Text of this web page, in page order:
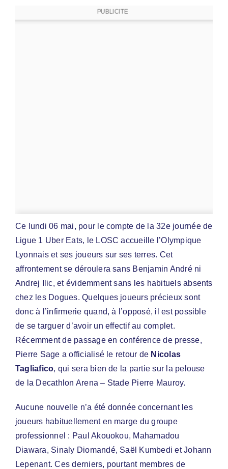
PUBLICITE
Ce lundi 06 mai, pour le compte de la 32e journée de
Ligue 1 Uber Eats, le LOSC accueille l’Olympique
Lyonnais et ses joueurs sur ses terres. Cet
affrontement se déroulera sans Benjamin André ni
Andrej Ilic, et évidemment sans les habituels absents
chez les Dogues. Quelques joueurs précieux sont
donc à l’infirmerie quand, à l’opposé, il est possible
de se targuer d’avoir un effectif au complet.
Récemment de passage en conférence de presse,
Pierre Sage a officialisé le retour de Nicolas
Tagliafico, qui sera bien de la partie sur la pelouse
de la Decathlon Arena – Stade Pierre Mauroy.
Aucune nouvelle n’a été donnée concernant les
joueurs habituellement en marge du groupe
professionnel : Paul Akouokou, Mahamadou
Diawara, Sinaly Diomandé, Saël Kumbedi et Johann
Lepenant. Ces derniers, pourtant membres de